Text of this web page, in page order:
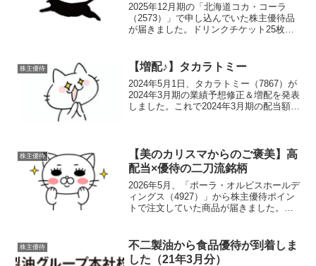
2025年12月期の「北海道コカ・コーラ
（2573）」で申し込んでいた株主優待品
が届きました。ドリンクチケット25枚分
効期限が短いチケット登録作業が大変と
いう“惜しい...
株主優待 【増配♪】タカラトミー
2024年5月1日、タカラトミー（7867）が
2024年3月期の業績予想修正＆増配を発表
しました。これで2024年3月期の配当額は
株主優待
【美のカリスマからのご褒美】高
配当×優待の二刀流銘柄
2026年5月、「ポーラ・オルビスホールデ
ィングス（4927）」から株主優待ポイン
トで注文していた商品が届きました。届
公式サイトでは通常価格1,980円となって
い...
株主優待
不二製油から食品優待が到着しま
した（21年3月分）